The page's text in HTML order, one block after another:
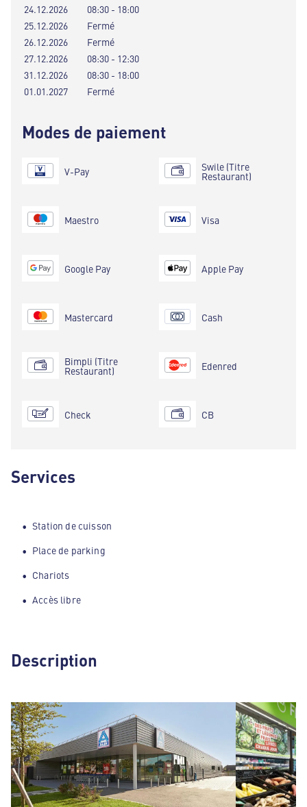
24.12.2026
08:30 - 18:00
25.12.2026
Fermé
26.12.2026
Fermé
27.12.2026
08:30 - 12:30
31.12.2026
08:30 - 18:00
01.01.2027
Fermé
Modes de paiement
V-Pay
Maestro
Google Pay
Mastercard
Bimpli (Titre
Restaurant)
Check
Swile (Titre
Restaurant)
Visa
Apple Pay
Cash
Edenred
CB
Services
Station de cuisson
Place de parking
Chariots
Accès libre
Description